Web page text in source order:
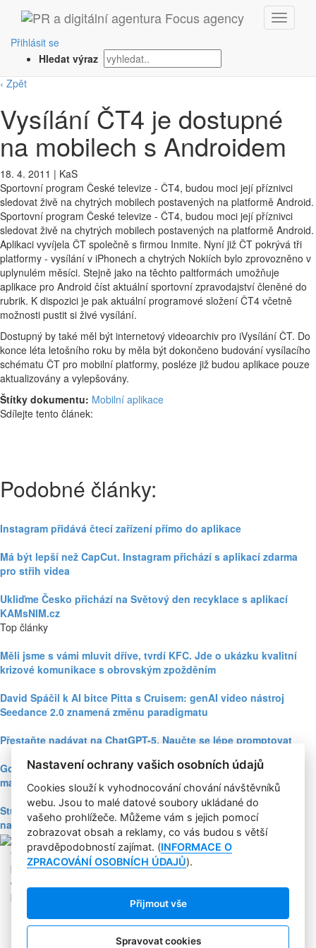
Přihlásit se
Hledat výraz
‹ Zpět
Vysílání ČT4 je dostupné
na mobilech s Androidem
18. 4. 2011 | KaS
Sportovní program České televize - ČT4, budou moci její příznivci
sledovat živě na chytrých mobilech postavených na platformě Android.
Sportovní program České televize - ČT4, budou moci její příznivci
sledovat živě na chytrých mobilech postavených na platformě Android.
Aplikaci vyvíjela ČT společně s firmou Inmite. Nyní již ČT pokrývá tři
platformy - vysílání v iPhonech a chytrých Nokiích bylo zprovozněno v
uplynulém měsíci. Stejně jako na těchto paltformách umožňuje
aplikace pro Android číst aktuální sportovní zpravodajství členěné do
rubrik. K dispozici je pak aktuální programové složení ČT4 včetně
možnosti pustit si živé vysílání.
Dostupný by také měl být internetový videoarchiv pro iVysílání ČT. Do
konce léta letošního roku by měla být dokončeno budování vysílacího
schématu ČT pro mobilní platformy, posléze již budou aplikace pouze
aktualizovány a vylepšovány.
Štítky dokumentu: Mobilní aplikace
Sdílejte tento článek:
Podobné články:
Instagram přidává čtecí zařízení přímo do aplikace
Má být lepší než CapCut. Instagram přichází s aplikací zdarma
pro střih videa
Ukliďme Česko přichází na Světový den recyklace s aplikací
KAMsNIM.cz
Top články
Měli jsme s vámi mluvit dříve, tvrdí KFC. Jde o ukázku kvalitní
krizové komunikace s obrovským zpožděním
David Spáčil k AI bitce Pitta s Cruisem: genAI video nástroj
Seedance 2.0 znamená změnu paradigmatu
Přestaňte nadávat na ChatGPT-5. Naučte se lépe promptovat
Google Nano Banana nabízí dosud největší potenciál pro
marketing mezi genAI modely pro tvorbu obrázků
Studie: Využívání generativní AI mezi spotřebiteli při online
nakupování prudce roste
Copyright © 2004-2020 Focus Agency, s.r.o. Plné znění licenčních
podmínek. ISSN 1803-957X
Jakékoliv publikování, přebírání nebo šíření obsahu je bez
písemného souhlasu Focus Agency, s.r.o. zakázáno.
RSS 1
Štítky
Zpracování osobních údajů
Nastavení ochrany vašich osobních údajů
Cookies slouží k vyhodnocování chování návštěvníků
webu. Jsou to malé datové soubory ukládané do
vašeho prohlížeče. Můžeme vám s jejich pomocí
zobrazovat obsah a reklamy, co vás budou s větší
pravděpodobností zajímat. (INFORMACE O
ZPRACOVÁNÍ OSOBNÍCH ÚDAJŮ).
Přijmout vše
Spravovat cookies